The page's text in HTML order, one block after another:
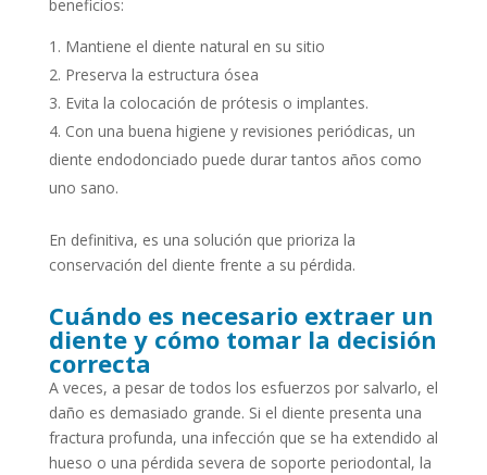
beneficios:
Mantiene el diente natural en su sitio
Preserva la estructura ósea
Evita la colocación de prótesis o implantes.
Con una buena higiene y revisiones periódicas, un
diente endodonciado puede durar tantos años como
uno sano.
En definitiva, es una solución que prioriza la
conservación del diente frente a su pérdida.
Cuándo es necesario extraer un
diente y cómo tomar la decisión
correcta
A veces, a pesar de todos los esfuerzos por salvarlo, el
daño es demasiado grande. Si el diente presenta una
fractura profunda, una infección que se ha extendido al
hueso o una pérdida severa de soporte periodontal, la